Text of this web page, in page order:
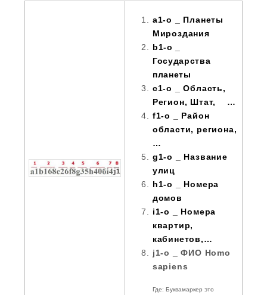
a1-o _ Планеты
Мироздания
b1-o _
Государства
планеты
c1-o _ Область,
Регион, Штат, …
f1-o _ Район
области, региона,
…
g1-o _ Название
улиц
h1-o _ Номера
домов
i1-o _ Номера
квартир,
кабинетов,…
j1-o _ ФИО Homo
sapiens
Где: Буквамаркер это